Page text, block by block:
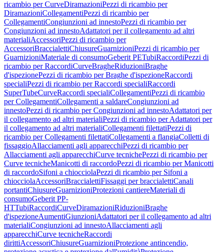
ricambio per CurveDiramazioniPezzi di ricambio per
DiramazioniCollegamentiPezzi di ricambio per
CollegamentiCongiunzioni ad innestoPezzi di ricambio per
Congiunzioni ad innestoAdattatori per il collegamento ad altri
materialiAccessoriPezzi di ricambio per
AccessoriBraccialettiChiusureGuarnizioniPezzi di ricambio per
GuarnizioniMateriale di consumoGeberit PETubiRaccordiPezzi di
ricambio per RaccordiCurveBragheRiduzioniBraghe
d'ispezionePezzi di ricambio per Braghe d'ispezioneRaccordi
specialiPezzi di ricambio per Raccordi specialiRaccordi
SuperTubeCurveRaccordi specialiCollegamentiPezzi di ricambio
per CollegamentiCollegamenti a saldareCongiunzioni ad
innestoPezzi di ricambio per Congiunzioni ad innestoAdattatori per
il collegamento ad altri materialiPezzi di ricambio per Adattatori per
il collegamento ad altri materialiCollegamenti filettatiPezzi di
ricambio per Collegamenti filettatiCollegamenti a flangiaColletti di
fissaggioAllacciamenti agli apparecchiPezzi di ricambio per
Allacciamenti agli apparecchiCurve tecnichePezzi di ricambio per
Curve tecnicheManicotti di raccordoPezzi di ricambio per Manicotti
di raccordoSifoni a chiocciolaPezzi di ricambio per Sifoni a
chiocciolaAccessoriBraccialettiFissaggi per braccialettiCanali
portantiChiusureGuarnizioniProtezioni cantiereMateriali di
consumoGeberit PP-
HTTubiRaccordiCurveDiramazioniRiduzioniBraghe
d'ispezioneAumentiGiunzioniAdattatori per il collegamento ad altri
materialiCongiunzioni ad innestoAllacciamenti agli
apparecchiCurve tecnicheRaccordi
dirittiAccessoriChiusureGuarnizioniProtezione antincendio,